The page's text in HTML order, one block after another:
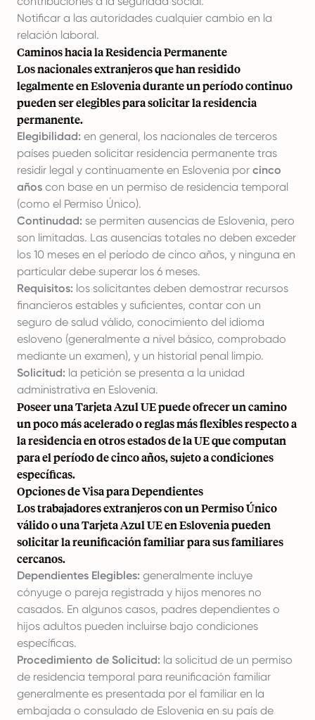
Notificar a las autoridades cualquier cambio en la
relación laboral.
Caminos hacia la Residencia Permanente
Los nacionales extranjeros que han residido
legalmente en Eslovenia durante un período continuo
pueden ser elegibles para solicitar la residencia
permanente.
Elegibilidad: en general, los nacionales de terceros
países pueden solicitar residencia permanente tras
residir legal y continuamente en Eslovenia por cinco
años con base en un permiso de residencia temporal
(como el Permiso Único).
Continudad: se permiten ausencias de Eslovenia, pero
son limitadas. Las ausencias totales no deben exceder
los 10 meses en el período de cinco años, y ninguna en
particular debe superar los 6 meses.
Requisitos: los solicitantes deben demostrar recursos
financieros estables y suficientes, contar con un
seguro de salud válido, conocimiento del idioma
esloveno (generalmente a nivel básico, comprobado
mediante un examen), y un historial penal limpio.
Solicitud: la petición se presenta a la unidad
administrativa en Eslovenia.
Poseer una Tarjeta Azul UE puede ofrecer un camino
un poco más acelerado o reglas más flexibles respecto a
la residencia en otros estados de la UE que computan
para el período de cinco años, sujeto a condiciones
específicas.
Opciones de Visa para Dependientes
Los trabajadores extranjeros con un Permiso Único
válido o una Tarjeta Azul UE en Eslovenia pueden
solicitar la reunificación familiar para sus familiares
cercanos.
Dependientes Elegibles: generalmente incluye
cónyuge o pareja registrada y hijos menores no
casados. En algunos casos, padres dependientes o
hijos adultos pueden incluirse bajo condiciones
específicas.
Procedimiento de Solicitud: la solicitud de un permiso
de residencia temporal para reunificación familiar
generalmente es presentada por el familiar en la
embajada o consulado de Eslovenia en su país de